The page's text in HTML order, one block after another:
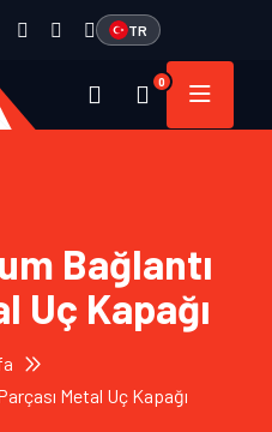
TR
0
Bağlantı
Uç Kapağı
Metal Uç Kapağı